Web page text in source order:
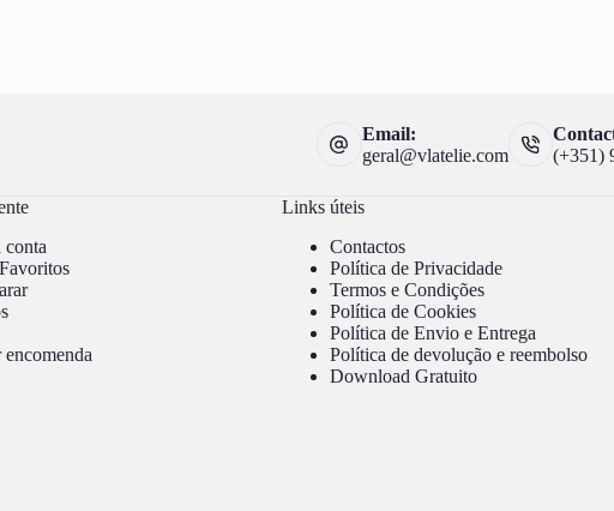
Email:
geral@vlatelie.com
(+351)
encomenda
Links úteis
Contactos
Política de Privacidade
Termos e Condições
Política de Cookies
Política de Envio e Entrega
Política de devolução e reembolso
Download Gratuito